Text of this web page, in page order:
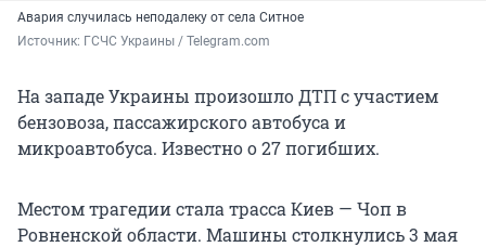
Авария случилась неподалеку от села Ситное
Источник: ГСЧС Украины / Telegram.com
На западе Украины произошло ДТП с участием
бензовоза, пассажирского автобуса и
микроавтобуса. Известно о 27 погибших.
Местом трагедии стала трасса Киев — Чоп в
Ровненской области. Машины столкнулись 3 мая